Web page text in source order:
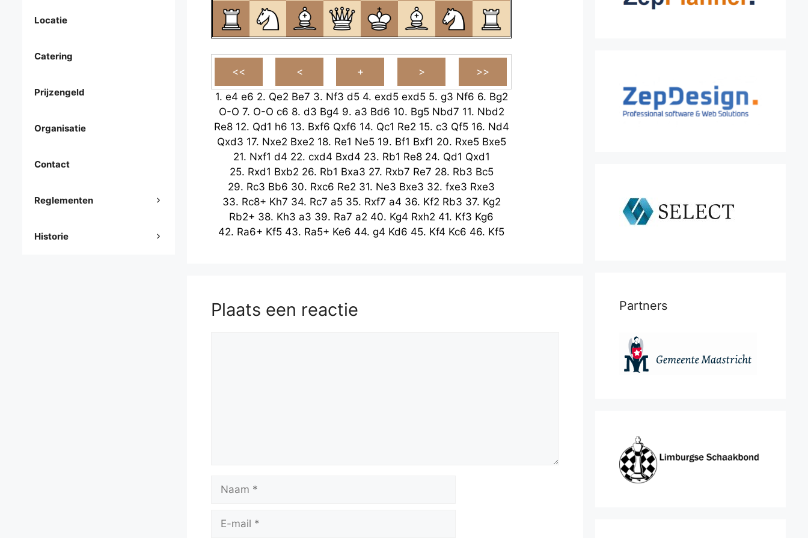
1. e4 e6 2. Qe2 Be7 3. Nf3 d5 4. exd5 exd5 5. g3 Nf6 6. Bg2
O-O 7. O-O c6 8. d3 Bg4 9. a3 Bd6 10. Bg5 Nbd7 11. Nbd2
Re8 12. Qd1 h6 13. Bxf6 Qxf6 14. Qc1 Re2 15. c3 Qf5 16. Nd4
Qxd3 17. Nxe2 Bxe2 18. Re1 Ne5 19. Bf1 Bxf1 20. Rxe5 Bxe5
21. Nxf1 d4 22. cxd4 Bxd4 23. Rb1 Re8 24. Qd1 Qxd1
25. Rxd1 Bxb2 26. Rb1 Bxa3 27. Rxb7 Re7 28. Rb3 Bc5
29. Rc3 Bb6 30. Rxc6 Re2 31. Ne3 Bxe3 32. fxe3 Rxe3
33. Rc8+ Kh7 34. Rc7 a5 35. Rxf7 a4 36. Kf2 Rb3 37. Kg2
Rb2+ 38. Kh3 a3 39. Ra7 a2 40. Kg4 Rxh2 41. Kf3 Kg6
42. Ra6+ Kf5 43. Ra5+ Ke6 44. g4 Kd6 45. Kf4 Kc6 46. Kf5
Plaats een reactie
mail
Locatie
Catering
Prijzengeld
Organisatie
Contact
Reglementen
Historie
Partners